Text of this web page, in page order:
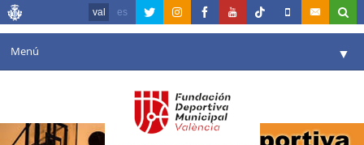
val es
Menú ▼
Agenda